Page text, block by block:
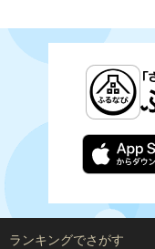
ランキングでさがす